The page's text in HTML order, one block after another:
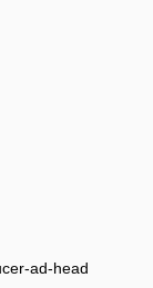
ad-head